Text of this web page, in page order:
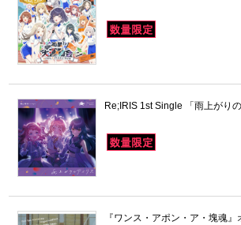
Re;IRIS 1st Single 「雨上がりの
『ワンス・アポン・ア・塊魂